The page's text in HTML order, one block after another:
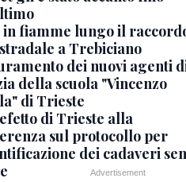
in fiamme lungo il
a Trebiciano
dei nuovi agenti
della scuola "Vincenzo
di Trieste
di Trieste alla
sul protocollo per
dei cadaveri